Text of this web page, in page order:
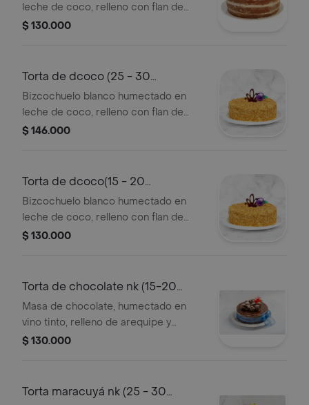
leche de coco, relleno con flan de
coco y arequipe, sin cubierta de
consérvese refrigerado. verificar
tamano del producto
impreso en el empaque.
$ 130.000
Torta de dcoco (25 - 30
porciones)
Bizcochuelo blanco humectado en
leche de coco, relleno con flan de
coco y arequipe, cubierta con crema
consérvese refrigerado. verificar
tamano del producto
impreso en el empaque.
$ 146.000
Torta de dcoco(15 - 20
porciones)
Bizcochuelo blanco humectado en
leche de coco, relleno con flan de
coco y arequipe, cubierta con crema
consérvese refrigerado. verificar
impreso en el empaque.
$ 130.000
Torta de chocolate nk (15-20
porciones)
Masa de chocolate, humectado en
vino tinto, relleno de arequipe y
nueces molidas, sin cubierta de
refrigerado. verificar tamano del
producto impreso en el empaque.
$ 130.000
Torta maracuyá nk (25 - 30